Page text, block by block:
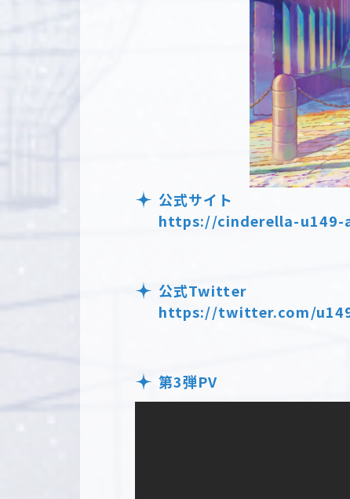
公式サイト
https://cinderella-
公式Twitter
https://twitter.com/
第3弾PV